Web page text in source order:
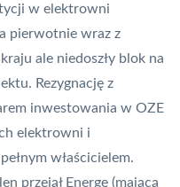
w elektrowni
pierwotnie wraz z
ale niedoszły blok na
Rezygnację z
inwestowania w OZE
elektrowni i
właścicielem.
przejął Energę (mającą